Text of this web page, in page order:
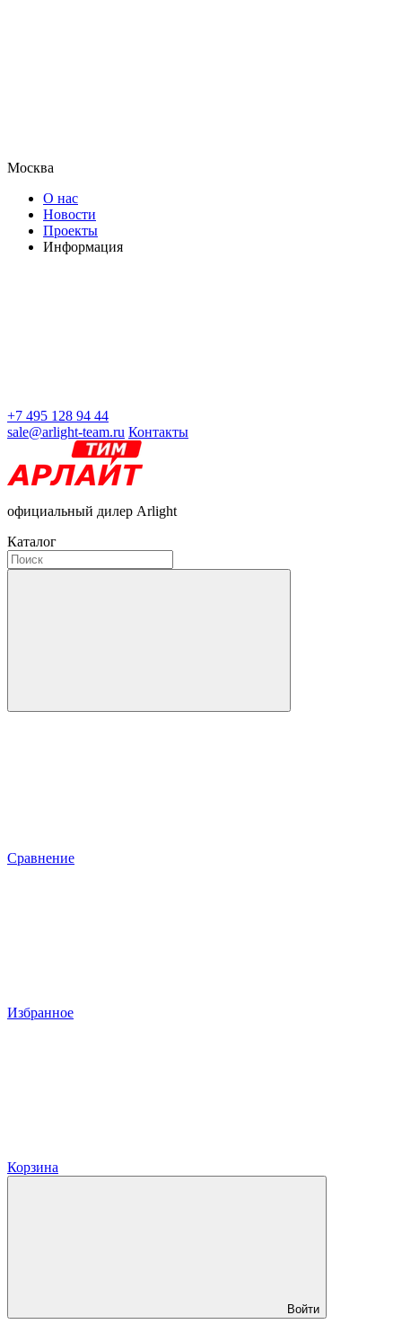
Москва
О нас
Новости
Проекты
Информация
+7 495 128 94 44
sale@arlight-team.ru Контакты
официальный дилер Arlight
Каталог
Сравнение
Избранное
Корзина
Войти